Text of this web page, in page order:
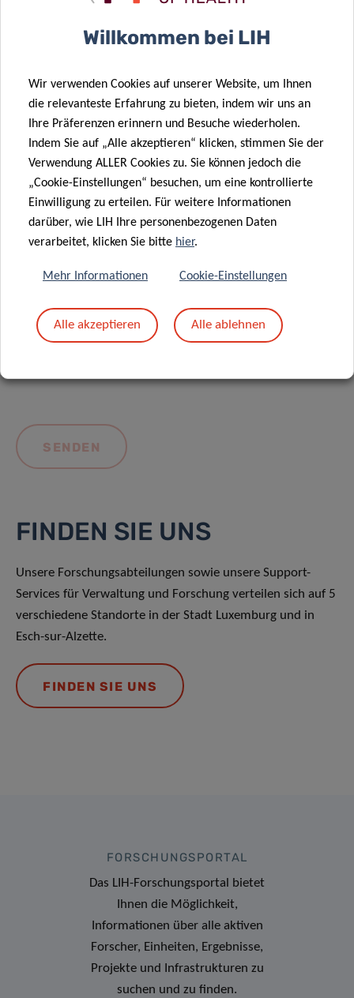
Nachricht
Mit dem Absenden Ihrer Nachricht erklären Sie
sich einverstanden mit
die LIH-
FINDEN SIE UNS
Unsere Forschungsabteilungen sowie unsere Support-
Services für Verwaltung und Forschung verteilen sich auf 5
verschiedene Standorte in der Stadt Luxemburg und in
Esch-sur-Alzette.
FINDEN SIE UNS
FORSCHUNGSPORTAL
Das LIH-Forschungsportal bietet
Ihnen die Möglichkeit,
Informationen über alle aktiven
Forscher, Einheiten, Ergebnisse,
Projekte und Infrastrukturen zu
suchen und zu finden.
Willkommen bei LIH
Wir verwenden Cookies auf unserer Website, um Ihnen
die relevanteste Erfahrung zu bieten, indem wir uns an
Ihre Präferenzen erinnern und Besuche wiederholen.
Indem Sie auf „Alle akzeptieren“ klicken, stimmen Sie der
Verwendung ALLER Cookies zu. Sie können jedoch die
„Cookie-Einstellungen“ besuchen, um eine kontrollierte
Einwilligung zu erteilen. Für weitere Informationen
darüber, wie LIH Ihre personenbezogenen Daten
verarbeitet, klicken Sie bitte hier.
Mehr Informationen Cookie-Einstellungen
Alle akzeptieren Alle ablehnen